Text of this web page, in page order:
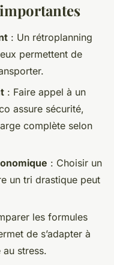
: Un rétroplanning
permettent de
: Faire appel à un
assure sécurité,
complète selon
: Choisir un
un tri drastique peut
les formules
de s’adapter à
stress.